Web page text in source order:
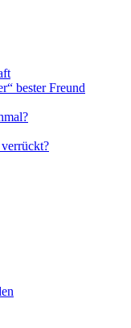
bester Freund